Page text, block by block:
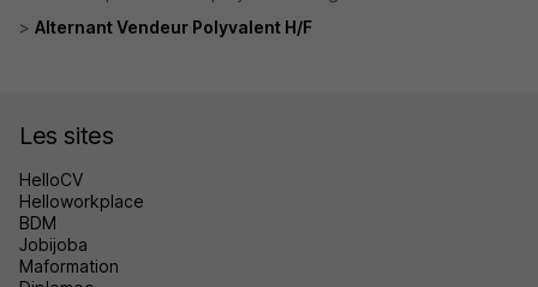
Alternant Vendeur Polyvalent H/F
Les sites
HelloCV
Helloworkplace
BDM
Jobijoba
Maformation